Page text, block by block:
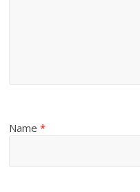
Name*